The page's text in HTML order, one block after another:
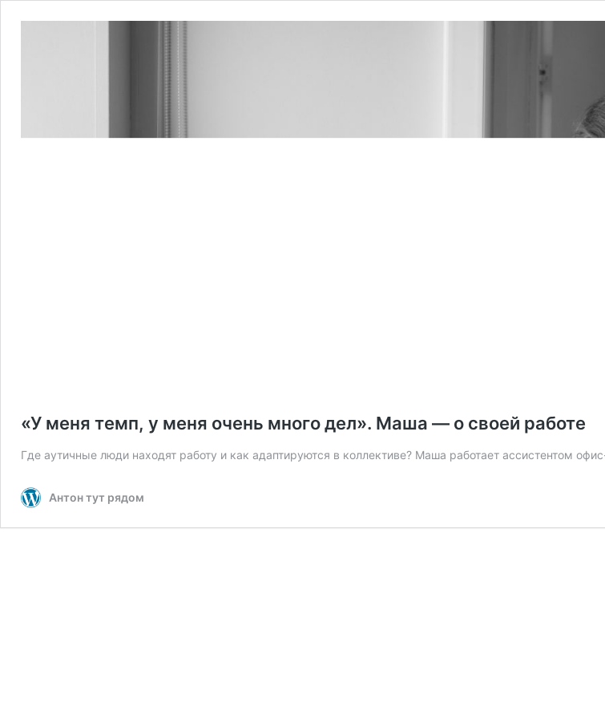
«У меня темп, у меня очень много дел». Маша — о своей работе
Где аутичные люди находят работу и как адаптируются в коллективе? Маша работает ассистентом
Антон тут рядом